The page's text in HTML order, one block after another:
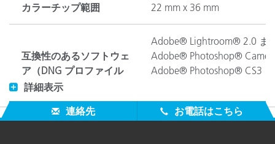
カラーチップ範囲 22 mm x 36 mm
互換性のあるソフトウェ
ア（DNG プロファイル
をサポート）
Adobe® Lightroom® 2.0 ま
Adobe® Photoshop®
Adobe® Photoshop® CS3
Adobe® Bridge CS3 または
詳細表示
連絡先
お電話はこちら